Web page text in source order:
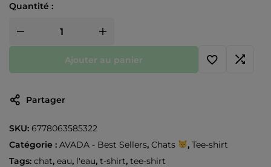
Quantité :
Ajouter au panier
Partager
SKU: 6778063585322
Catégorie : AVADA - Best Sellers, Chats , Tee-shirt
Tags: chat, eau, l'eau, t-shirt, tee-shirt